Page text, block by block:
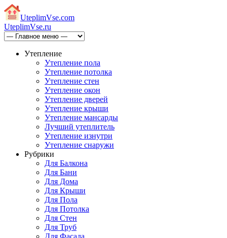
UteplimVse.com
UteplimVse.ru
Утепление
Утепление пола
Утепление потолка
Утепление стен
Утепление окон
Утепление дверей
Утепление крыши
Утепление мансарды
Лучший утеплитель
Утепление изнутри
Утепление снаружи
Рубрики
Для Балкона
Для Бани
Для Дома
Для Крыши
Для Пола
Для Потолка
Для Стен
Для Труб
Для Фасада